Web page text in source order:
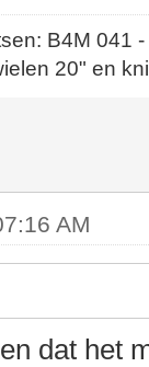
B4M
20" en
AM
dat het